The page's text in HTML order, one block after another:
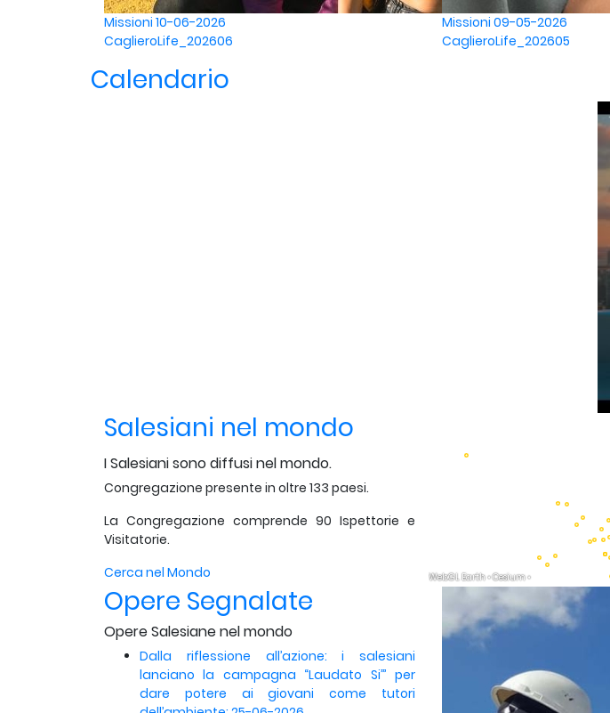
Missioni 10-06-2026
CaglieroLife_202606
Missioni 09-05-2026
CaglieroLife_202605
Calendario
Salesiani nel mondo
I Salesiani sono diffusi nel mondo.
Congregazione presente in oltre 133 paesi.
La Congregazione comprende 90 Ispettorie e
Visitatorie.
Cerca nel Mondo
Opere Segnalate
Opere Salesiane nel mondo
Dalla riflessione all’azione: i salesiani
lanciano la campagna “Laudato Si’” per
dare potere ai giovani come tutori